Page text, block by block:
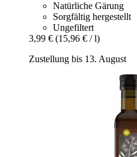
Natürliche Gärung
Sorgfältig hergestellt
Ungefiltert
3,99 € (15,96 € / l)
Zustellung bis 13. August